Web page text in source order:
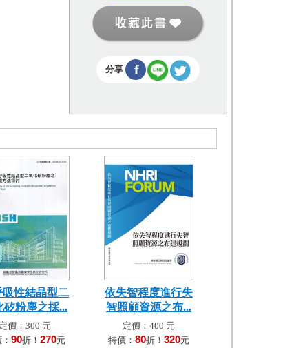
分享 f
吸性結晶型二
矽粉塵之採...
定價：300 元
90折！ 270元
依失智程度進行失
智照顧資源之布...
定價：400 元
特價： 80折！ 320元